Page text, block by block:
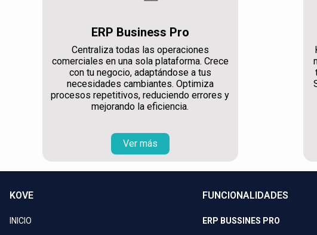
ERP Business Pro
Centraliza todas las operaciones
comerciales en una sola plataforma. Crece
con tu negocio, adaptándose a tus
necesidades cambiantes. Optimiza
procesos repetitivos, reduciendo errores y
mejorando la eficiencia.
Ver más
KOVE
INICIO
FUNCIONALIDADES
ERP BUSSINES PRO